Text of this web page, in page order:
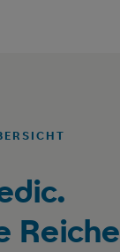
Reiche